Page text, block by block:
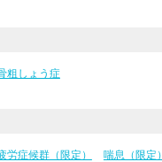
粗しょう症
労症候群（限定） 喘息（限定）